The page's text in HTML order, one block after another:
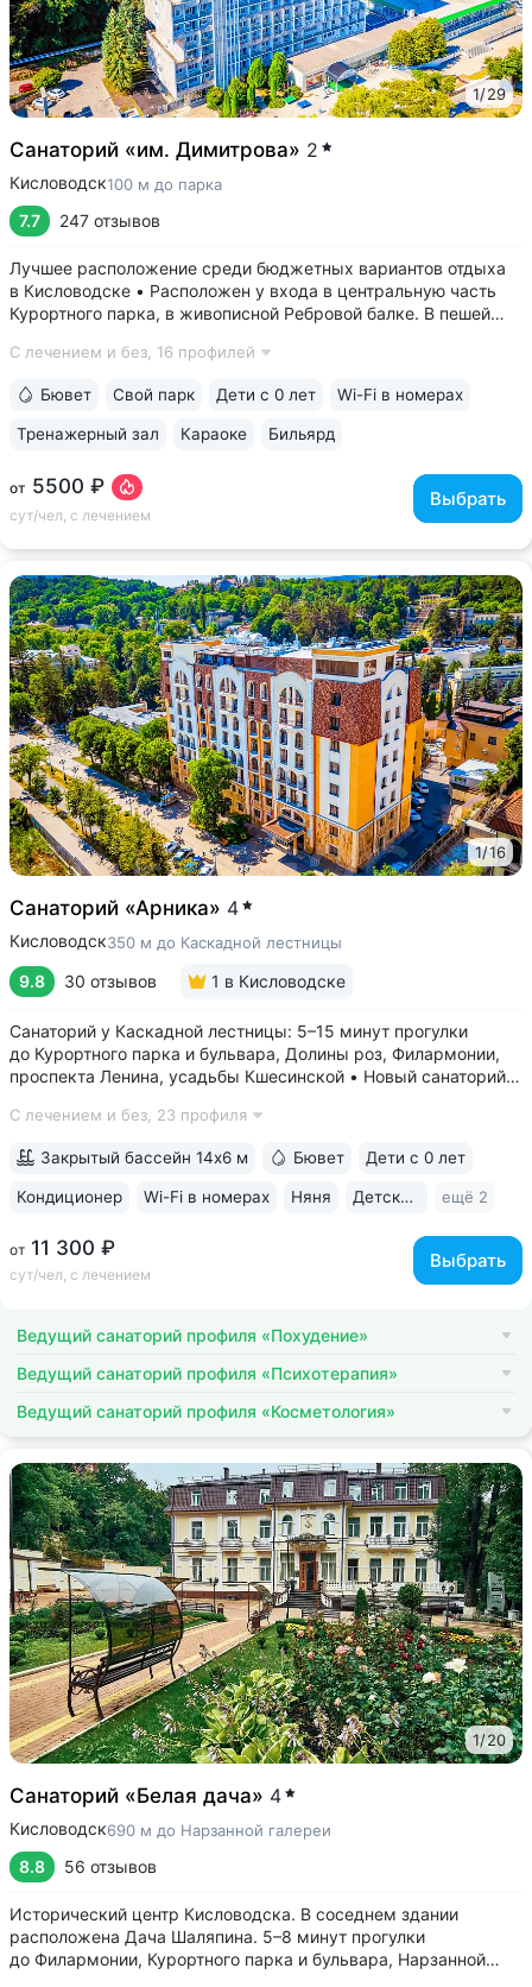
1/29
Санаторий «им. Димитрова» 2
Кисловодск100 м до парка
7.7 247 отзывов
Лучшее расположение среди бюджетных вариантов отдыха
в Кисловодске • Расположен у входа в центральную часть
Курортного парка, в живописной Ребровой балке. В пешей
Долина роз, Нарзанная галерея, Филармония • Из окон
С лечением и без, 16 профилей
от 5500 ₽
сут/чел, с лечением
Выбрать
Бювет Свой парк Дети с 0 лет Wi-Fi в номерах
Тренажерный зал Караоке Бильярд
1/16
Санаторий «Арника» 4
Кисловодск350 м до Каскадной лестницы
9.8 30 отзывов 1 в Кисловодске
Санаторий у Каскадной лестницы: 5–15 минут прогулки
до Курортного парка и бульвара, Долины роз, Филармонии,
проспекта Ленина, усадьбы Кшесинской • Новый санаторий,
положительные. Многие гости отмечают, что санаторий
С лечением и без, 23 профиля
от 11 300 ₽
сут/чел, с лечением
Выбрать
Закрытый бассейн 14х6 м Бювет Дети с 0 лет
Кондиционер Wi-Fi в номерах Няня Детская комната ещё 2
Ведущий санаторий профиля «Похудение»
Ведущий санаторий профиля «Психотерапия»
Ведущий санаторий профиля «Косметология»
1/20
Санаторий «Белая дача» 4
Кисловодск690 м до Нарзанной галереи
8.8 56 отзывов
Исторический центр Кисловодска. В соседнем здании
расположена Дача Шаляпина. 5–8 минут прогулки
до Филармонии, Курортного парка и бульвара, Нарзанной